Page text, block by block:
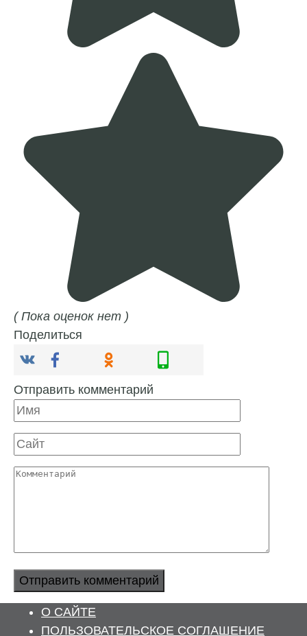
( Пока оценок нет )
Поделиться
Отправить комментарий
Имя
Сайт
Комментарий
О САЙТЕ
ПОЛЬЗОВАТЕЛЬСКОЕ СОГЛАШЕНИЕ